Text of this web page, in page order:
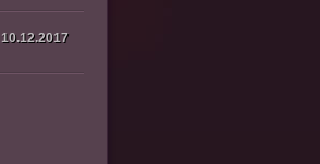
10.12.2017